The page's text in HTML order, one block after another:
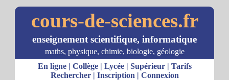
cours-de-sciences.fr
enseignement scientifique, informatique
maths, physique, chimie, biologie, géologie
En ligne| Collège| Lycée| Supérieur| Tarifs
Rechercher| Inscription | Connexion